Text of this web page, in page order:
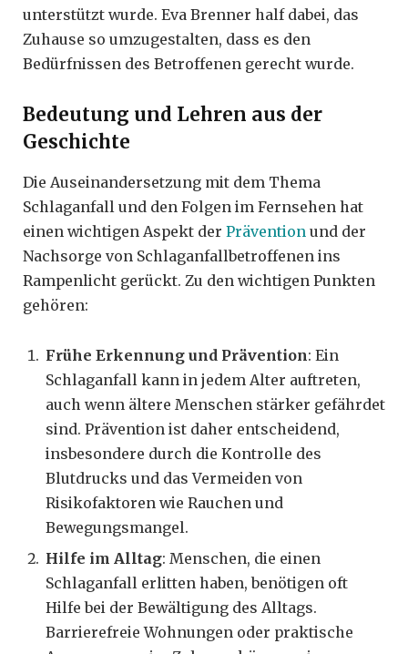
unterstützt wurde. Eva Brenner half dabei, das
Zuhause so umzugestalten, dass es den
Bedürfnissen des Betroffenen gerecht wurde.
Bedeutung und Lehren aus der
Geschichte
Die Auseinandersetzung mit dem Thema
Schlaganfall und den Folgen im Fernsehen hat
einen wichtigen Aspekt der Prävention und der
Nachsorge von Schlaganfallbetroffenen ins
Rampenlicht gerückt. Zu den wichtigen Punkten
gehören:
Frühe Erkennung und Prävention: Ein
Schlaganfall kann in jedem Alter auftreten,
auch wenn ältere Menschen stärker gefährdet
sind. Prävention ist daher entscheidend,
insbesondere durch die Kontrolle des
Blutdrucks und das Vermeiden von
Risikofaktoren wie Rauchen und
Bewegungsmangel.
Hilfe im Alltag: Menschen, die einen
Schlaganfall erlitten haben, benötigen oft
Hilfe bei der Bewältigung des Alltags.
Barrierefreie Wohnungen oder praktische